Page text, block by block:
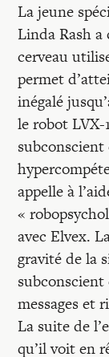
La jeune
Linda Rash
cerveau
permet
inégalé
le robot LVX-
appelle à
«
avec Elvex.
gravité de la
subconscient
messages et
La suite de
qu’il voit en